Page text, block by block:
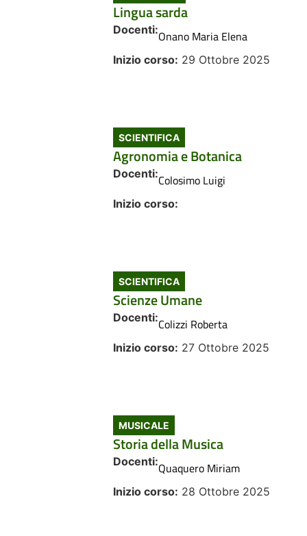
Lingua sarda
Docenti:Onano Maria Elena
Inizio corso: 29 Ottobre 2025
SCIENTIFICA
Agronomia e Botanica
Docenti:Colosimo Luigi
Inizio corso:
SCIENTIFICA
Scienze Umane
Docenti:Colizzi Roberta
Inizio corso: 27 Ottobre 2025
MUSICALE
Storia della Musica
Docenti:Quaquero Miriam
Inizio corso: 28 Ottobre 2025